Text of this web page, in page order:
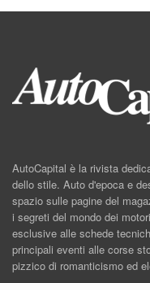
AutoCapital è la rivista
dello stile. Auto d'epoca e
spazio sulle pagine del
i segreti del mondo dei
esclusive alle schede
principali eventi alle corse
pizzico di romanticismo ed